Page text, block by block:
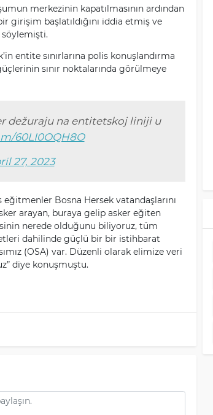
merkezinin kapatılmasının ardından
girişim başlatıldığını iddia etmiş ve
entite sınırlarına polis konuşlandırma
sınır noktalarında görülmeye
dežuraju na entitetskoj liniji u
60LI0OQH8O
27, 2023
eğitmenler Bosna Hersek vatandaşlarını
arayan, buraya gelip asker eğiten
nerede olduğunu biliyoruz, tüm
dahilinde güçlü bir bir istihbarat
(OSA) var. Düzenli olarak elimize veri
diye konuşmuştu.